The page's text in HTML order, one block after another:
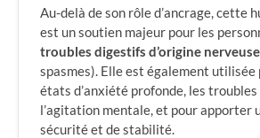
Au-delà de son rôle d’ancrage, cette
est un soutien majeur pour les
troubles digestifs d’origine nerveuse
spasmes). Elle est également utilisée
états d’anxiété profonde, les troubles
l’agitation mentale, et pour apporter
sécurité et de stabilité.